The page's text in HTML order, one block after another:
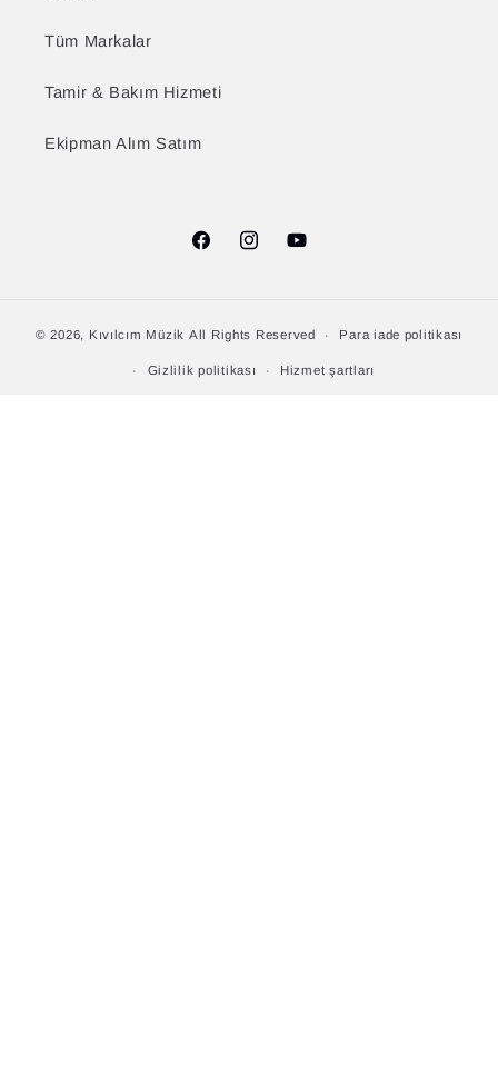
Tüm Markalar
Tamir & Bakım Hizmeti
Ekipman Alım Satım
FacebookInstagramYouTube
© 2026, Kıvılcım Müzik All Rights Reserved Para iade politikası
Gizlilik politikası Hizmet şartları